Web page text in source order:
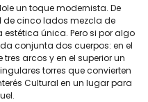
un toque modernista. De
cinco lados mezcla de
única. Pero si por algo
conjunta dos cuerpos: en el
arcos y en el superior un
torres que convierten
Cultural en un lugar para